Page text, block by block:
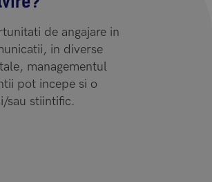
de angajare in
in diverse
managementul
pot incepe si o
sau stiintific.